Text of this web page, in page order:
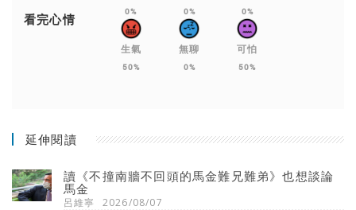
看完心情 0% 0% 0%
生氣
50%
無聊
0%
可怕
50%
延伸閱讀
讀《不撞南牆不回頭的馬金難兄難弟》也想談論
馬金
呂維寧 2026/08/07